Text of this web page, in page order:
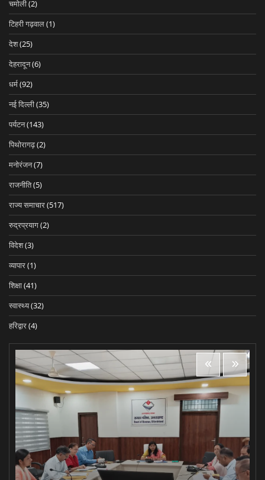
चमोली(2)
टिहरी गढ़वाल(1)
देश(25)
देहरादून(6)
धर्म(92)
नई दिल्ली(35)
पर्यटन(143)
पिथोरागढ़(2)
मनोरंजन(7)
राजनीति(5)
राज्य समाचार(517)
रुद्रप्रयाग(2)
विदेश(3)
व्यापार(1)
शिक्षा(41)
स्वास्थ्य(32)
हरिद्वार(4)